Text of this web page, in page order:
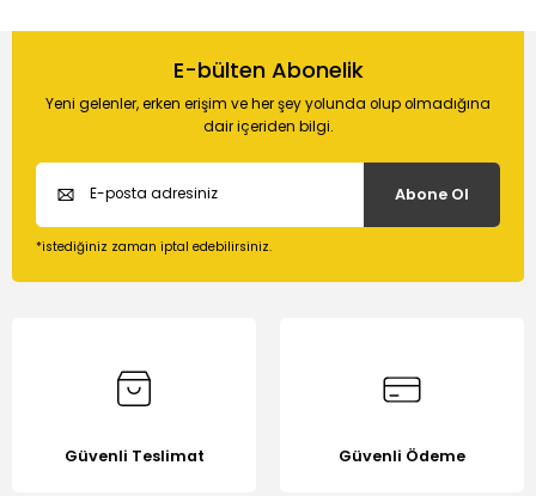
E-bülten Abonelik
Yeni gelenler, erken erişim ve her şey yolunda olup olmadığına
dair içeriden bilgi.
Abone Ol
*istediğiniz zaman iptal edebilirsiniz.
Güvenli Teslimat Güvenli Ödeme